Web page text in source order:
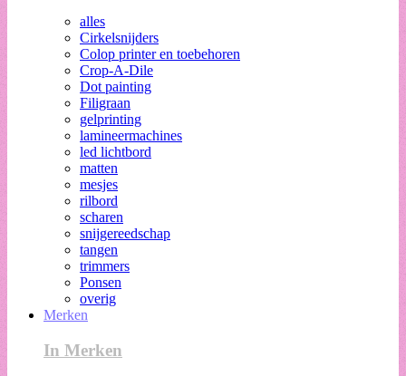
alles
Cirkelsnijders
Colop printer en toebehoren
Crop-A-Dile
Dot painting
Filigraan
gelprinting
lamineermachines
led lichtbord
matten
mesjes
rilbord
scharen
snijgereedschap
tangen
trimmers
Ponsen
overig
Merken
In Merken